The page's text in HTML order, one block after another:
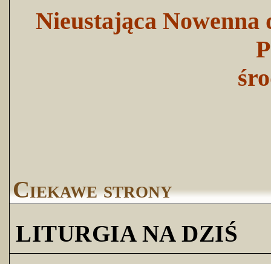
Nieustająca
Ciekawe strony
LITURGIA NA DZIŚ